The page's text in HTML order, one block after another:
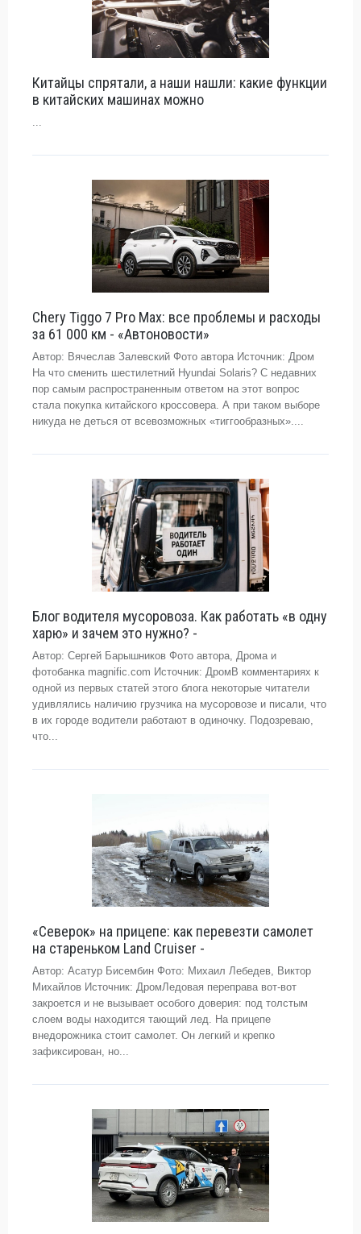
Китайцы спрятали, а наши нашли: какие функции
в китайских машинах можно
...
Chery Tiggo 7 Pro Max: все проблемы и расходы
за 61 000 км - «Автоновости»
Автор: Вячеслав Залевский Фото автора Источник: Дром
На что сменить шестилетний Hyundai Solaris? С недавних
пор самым распространенным ответом на этот вопрос
стала покупка китайского кроссовера. А при таком выборе
никуда не деться от всевозможных «тиггообразных»....
Блог водителя мусоровоза. Как работать «в одну
харю» и зачем это нужно? -
Автор: Сергей Барышников Фото автора, Дрома и
фотобанка magnific.com Источник: ДромВ комментариях к
одной из первых статей этого блога некоторые читатели
удивлялись наличию грузчика на мусоровозе и писали, что
в их городе водители работают в одиночку. Подозреваю,
что...
«Северок» на прицепе: как перевезти самолет
на стареньком Land Cruiser -
Автор: Асатур Бисембин Фото: Михаил Лебедев, Виктор
Михайлов Источник: ДромЛедовая переправа вот-вот
закроется и не вызывает особого доверия: под толстым
слоем воды находится тающий лед. На прицепе
внедорожника стоит самолет. Он легкий и крепко
зафиксирован, но...